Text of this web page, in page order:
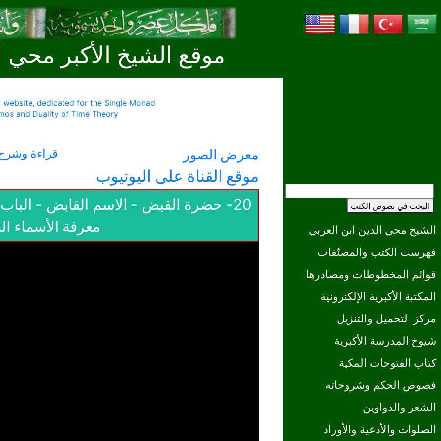
البحث في نصوص الكتب
الشيخ محي الدين ابن العربي
فهرست الكتب والمصنّفات
قوائم المخطوطات ومصادرها
المكتبة الأكبرية الإلكترونية
مركز التحميل والتنزيل
شيوخ المدرسة الأكبرية
كتاب الفتوحات المكية
فصوص الحكم وشروحاته
الشعر والدواوين
الصلوات والأدعية والأوراد
موقع الشيخ الأكبر محي
website, dedicated for the Single Monad
and Duality of Time Theory
معرض الصور قراءة
موقع القناة على اليوتيوب
معرفة الأسماء